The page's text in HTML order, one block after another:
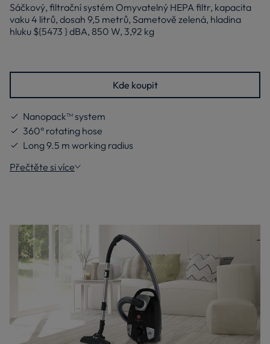
Sáčkový, filtrační systém Omyvatelný HEPA filtr, kapacita
vaku 4 litrů, dosah 9,5 metrů, Sametově zelená, hladina
hluku ${5473 } dBA, 850 W, 3,92 kg
Kde koupit
Nanopack™ system
360° rotating hose
Long 9.5 m working radius
Přečtěte si více